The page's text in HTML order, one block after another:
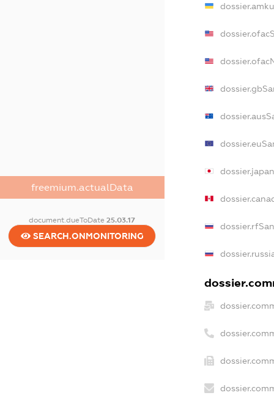
freemium.actualData
document.dueToDate25.03.17
SEARCH.ONMONITORING